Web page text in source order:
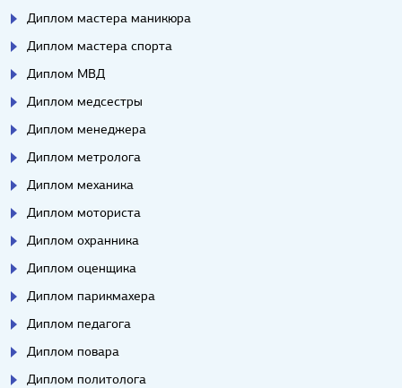
Диплом мастера маникюра
Диплом мастера спорта
Диплом МВД
Диплом медсестры
Диплом менеджера
Диплом метролога
Диплом механика
Диплом моториста
Диплом охранника
Диплом оценщика
Диплом парикмахера
Диплом педагога
Диплом повара
Диплом политолога